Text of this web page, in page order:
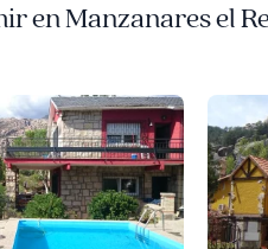
en Manzanares el